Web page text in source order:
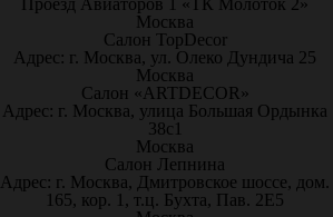
Проезд Авиаторов 1 «ТК Молоток 2»
Москва
Салон TopDecor
Адрес: г. Москва, ул. Олеко Дундича 25
Москва
Салон «ARTDECOR»
Адрес: г. Москва, улица Большая Ордынка
38с1
Москва
Салон Лепнина
Адрес: г. Москва, Дмитровское шоссе, дом.
165, кор. 1, т.ц. Бухта, Пав. 2Е5